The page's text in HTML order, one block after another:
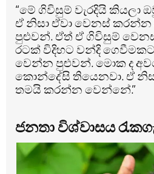
“මේ ගිවිසුම් වැරදියි කියලා
ඒ නිසා ඒවා වෙනස්
පුළුවන්. ඒත් ඒ ගිවිසුම්
රටක් විදිහට වන්දි
වෙන්න පුළුවන්. මොක ද
කොන්දේසි තියෙනවා. ඒ
තමයි කරන්න වෙන්නේ.”
ජනතා විශ්වාසය